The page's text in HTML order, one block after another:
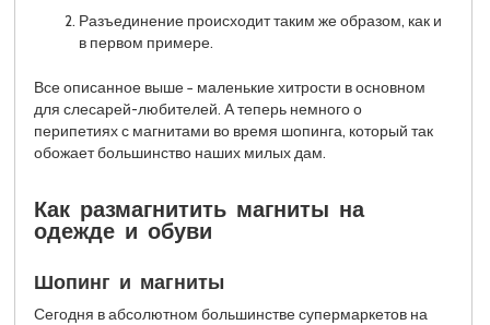
Разъединение происходит таким же образом, как и
в первом примере.
Все описанное выше − маленькие хитрости в основном
для слесарей-любителей. А теперь немного о
перипетиях с магнитами во время шопинга, который так
обожает большинство наших милых дам.
Как размагнитить магниты на
одежде и обуви
Шопинг и магниты
Сегодня в абсолютном большинстве супермаркетов на